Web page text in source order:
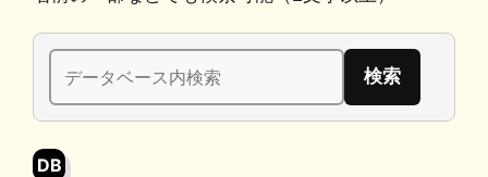
c
e
b
o
e
s
k
y
e
n
a
e
p
y
n
ai
l
検
索:
DB